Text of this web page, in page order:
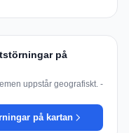
på
uppstår geografiskt. -
på kartan